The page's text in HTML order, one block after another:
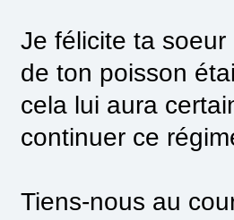
Je félicite ta
de ton poisson
cela lui aura
continuer ce
Tiens-nous au